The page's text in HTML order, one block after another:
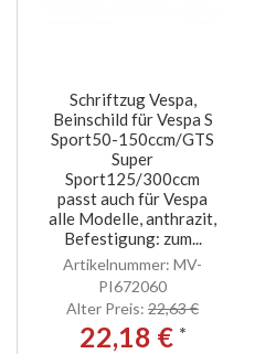
Schriftzug Vespa,
Beinschild für Vespa S
Sport50-150ccm/GTS
Super
Sport125/300ccm
passt auch für Vespa
alle Modelle, anthrazit,
Befestigung: zum...
Artikelnummer: MV-
PI672060
Alter Preis: 22,63 €
22,18 € *